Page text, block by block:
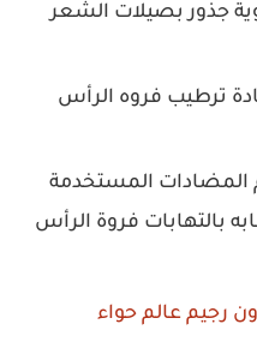
جذور بصيلات الشعر
ترطيب فروه الرأس
المضادات المستخدمة
بالتهابات فروة الرأس
رجيم عالم حواء